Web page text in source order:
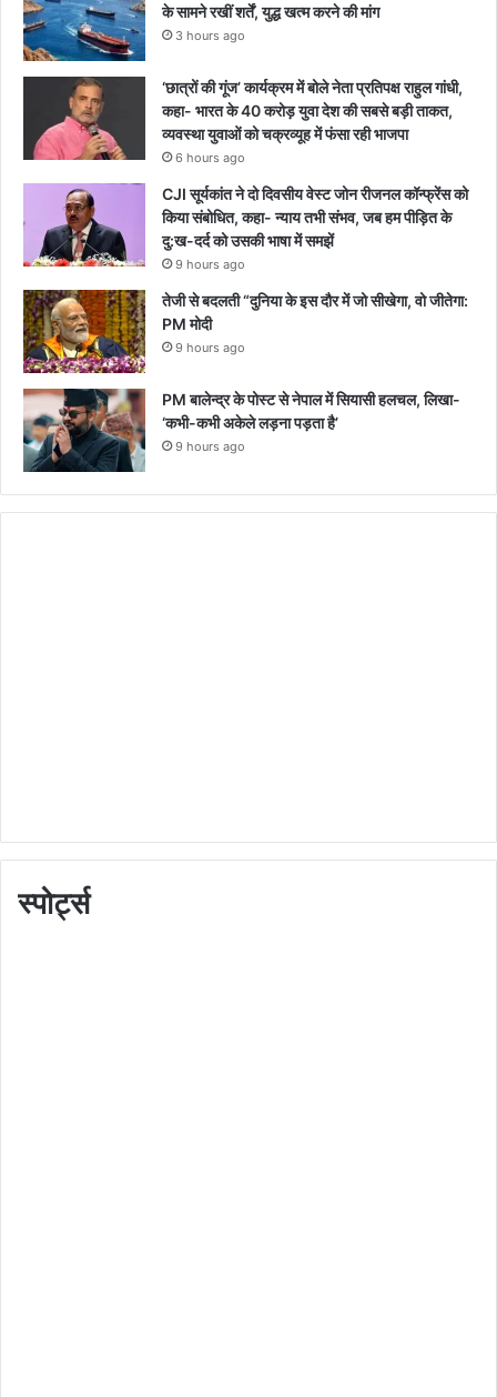
के सामने रखीं शर्तें, युद्ध खत्म करने की मांग
3 hours ago
‘छात्रों की गूंज’ कार्यक्रम में बोले नेता प्रतिपक्ष राहुल गांधी,
कहा- भारत के 40 करोड़ युवा देश की सबसे बड़ी ताकत,
व्यवस्था युवाओं को चक्रव्यूह में फंसा रही भाजपा
6 hours ago
CJI सूर्यकांत ने दो दिवसीय वेस्ट जोन रीजनल कॉन्फ्रेंस को
किया संबोधित, कहा- न्याय तभी संभव, जब हम पीड़ित के
दु:ख-दर्द को उसकी भाषा में समझें
9 hours ago
तेजी से बदलती “दुनिया के इस दौर में जो सीखेगा, वो जीतेगा:
PM मोदी
9 hours ago
PM बालेन्द्र के पोस्ट से नेपाल में सियासी हलचल, लिखा-
‘कभी-कभी अकेले लड़ना पड़ता है’
9 hours ago
स्पोर्ट्स